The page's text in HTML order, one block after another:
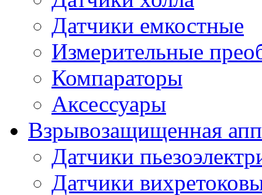
Датчики емкостные
Измерительные
Компараторы
Аксессуары
Взрывозащищенная
Датчики
Датчики